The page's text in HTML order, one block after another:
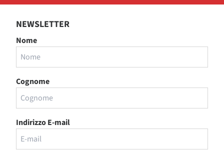
NEWSLETTER
Nome
Cognome
Indirizzo E-mail